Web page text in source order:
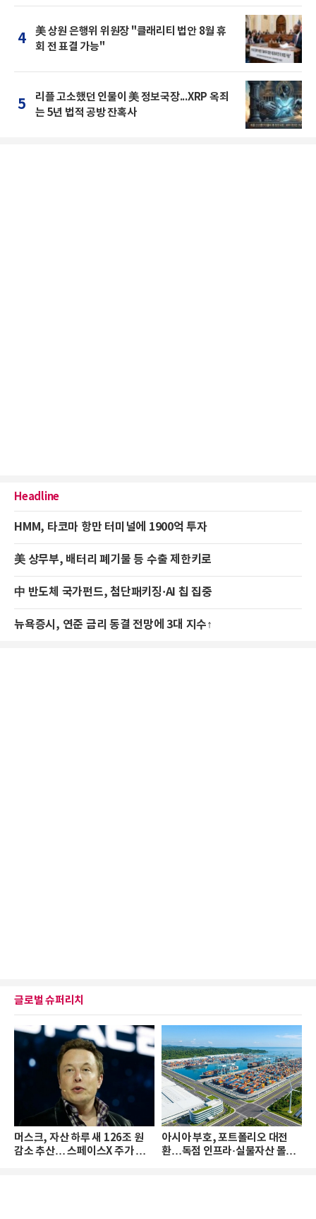
4
美 상원 은행위 위원장 "클래리티 법안 8월 휴
회 전 표결 가능"
5
리플 고소했던 인물이 美 정보국장...XRP 옥죄
는 5년 법적 공방 잔혹사
Headline
HMM, 타코마 항만 터미널에 1900억 투자
美 상무부, 배터리 폐기물 등 수출 제한키로
中 반도체 국가펀드, 첨단패키징·AI 칩 집중
뉴욕증시, 연준 금리 동결 전망에 3대 지수↑
글로벌 슈퍼리치
머스크, 자산 하루 새 126조 원
감소 추산… 스페이스X 주가 하
아시아 부호, 포트폴리오 대전
환…독점 인프라·실물자산 몰린